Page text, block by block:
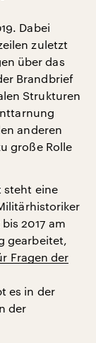
Dabei
zuletzt
über das
Brandbrief
Strukturen
anderen
große Rolle
steht eine
2017 am
gearbeitet,
Fragen der
es in der
der